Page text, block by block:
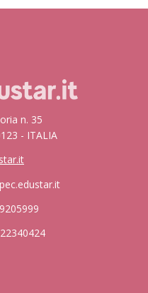
n. 35
- ITALIA